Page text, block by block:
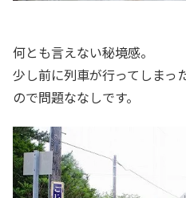
何とも言えない秘境感。
少し前に列車が行ってしまっ
ので問題ななしです。